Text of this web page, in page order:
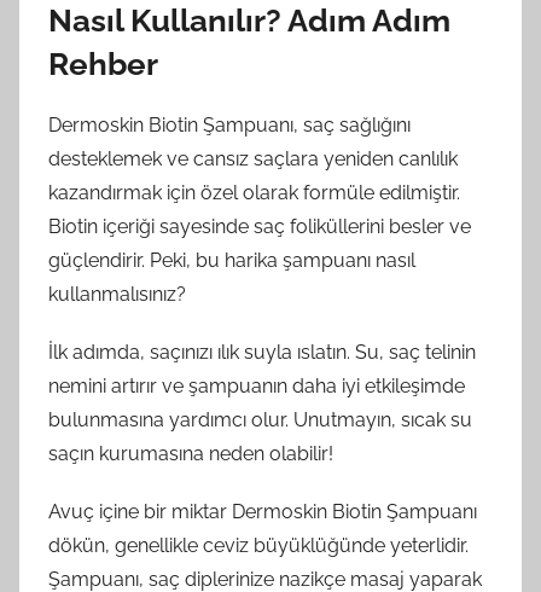
Nasıl Kullanılır? Adım Adım
Rehber
Dermoskin Biotin Şampuanı, saç sağlığını
desteklemek ve cansız saçlara yeniden canlılık
kazandırmak için özel olarak formüle edilmiştir.
Biotin içeriği sayesinde saç foliküllerini besler ve
güçlendirir. Peki, bu harika şampuanı nasıl
kullanmalısınız?
İlk adımda, saçınızı ılık suyla ıslatın. Su, saç telinin
nemini artırır ve şampuanın daha iyi etkileşimde
bulunmasına yardımcı olur. Unutmayın, sıcak su
saçın kurumasına neden olabilir!
Avuç içine bir miktar Dermoskin Biotin Şampuanı
dökün, genellikle ceviz büyüklüğünde yeterlidir.
Şampuanı, saç diplerinize nazikçe masaj yaparak